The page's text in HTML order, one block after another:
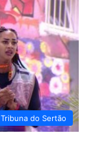
Tribuna do Sertão